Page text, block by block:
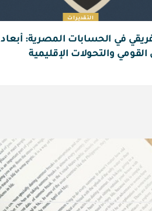
التقديرات
في الحسابات المصرية: أبعاد
القومي والتحولات الإقليمية